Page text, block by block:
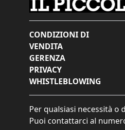
CONDIZIONI DI
VENDITA
GERENZA
PRIVACY
WHISTLEBLOWING
Per qualsiasi necessità o
Puoi contattarci al